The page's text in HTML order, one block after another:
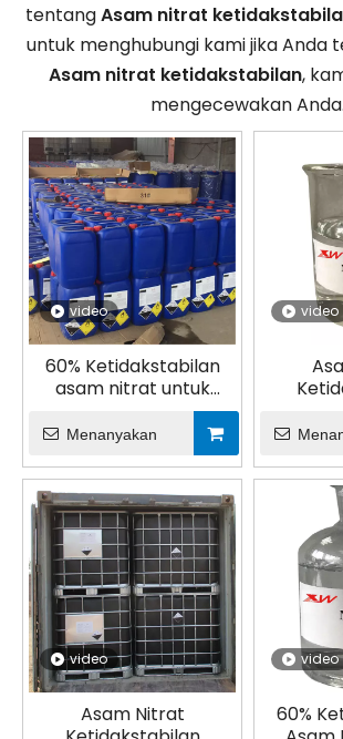
tentangAsam nitrat
untuk menghubungi kami jika Anda
Asam nitrat ketidakstabilan,
mengecewakan Anda.
video
60% Ketidakstabilan
asam nitrat untuk
Menanyakan
video
video
Asam Nitrat
video
60%